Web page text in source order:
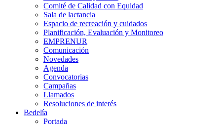
Comité de Calidad con Equidad
Sala de lactancia
Espacio de recreación y cuidados
Planificación, Evaluación y Monitoreo
EMPRENUR
Comunicación
Novedades
Agenda
Convocatorias
Campañas
Llamados
Resoluciones de interés
Bedelía
Portada